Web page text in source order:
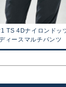
TS 4Dナイロンドッ
ィースマルチパンツ